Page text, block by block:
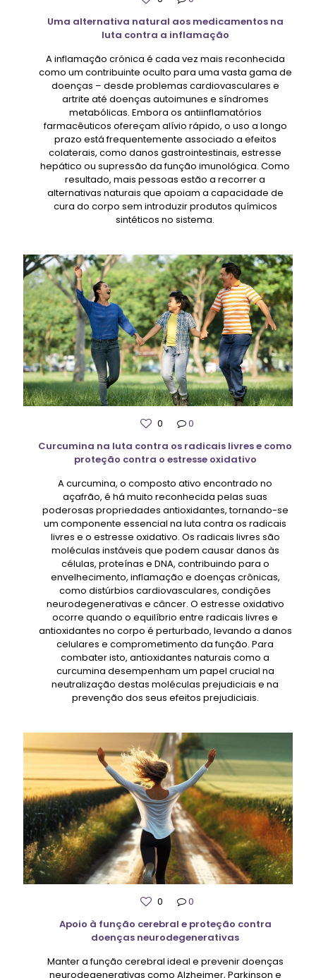
Uma alternativa natural aos medicamentos na
luta contra a inflamação
A inflamação crónica é cada vez mais reconhecida
como um contribuinte oculto para uma vasta gama de
doenças – desde problemas cardiovasculares e
artrite até doenças autoimunes e síndromes
metabólicas. Embora os antiinflamatórios
farmacêuticos ofereçam alívio rápido, o uso a longo
prazo está frequentemente associado a efeitos
colaterais, como danos gastrointestinais, estresse
hepático ou supressão da função imunológica. Como
resultado, mais pessoas estão a recorrer a
alternativas naturais que apoiam a capacidade de
cura do corpo sem introduzir produtos químicos
sintéticos no sistema.
0
0
Curcumina na luta contra os radicais livres e como
proteção contra o estresse oxidativo
A curcumina, o composto ativo encontrado no
açafrão, é há muito reconhecida pelas suas
poderosas propriedades antioxidantes, tornando-se
um componente essencial na luta contra os radicais
livres e o estresse oxidativo. Os radicais livres são
moléculas instáveis ​​que podem causar danos às
células, proteínas e DNA, contribuindo para o
envelhecimento, inflamação e doenças crônicas,
como distúrbios cardiovasculares, condições
neurodegenerativas e câncer. O estresse oxidativo
ocorre quando o equilíbrio entre radicais livres e
antioxidantes no corpo é perturbado, levando a danos
celulares e comprometimento da função. Para
combater isto, antioxidantes naturais como a
curcumina desempenham um papel crucial na
neutralização destas moléculas prejudiciais e na
prevenção dos seus efeitos prejudiciais.
0
0
Apoio à função cerebral e proteção contra
doenças neurodegenerativas
Manter a função cerebral ideal e prevenir doenças
neurodegenerativas como Alzheimer, Parkinson e